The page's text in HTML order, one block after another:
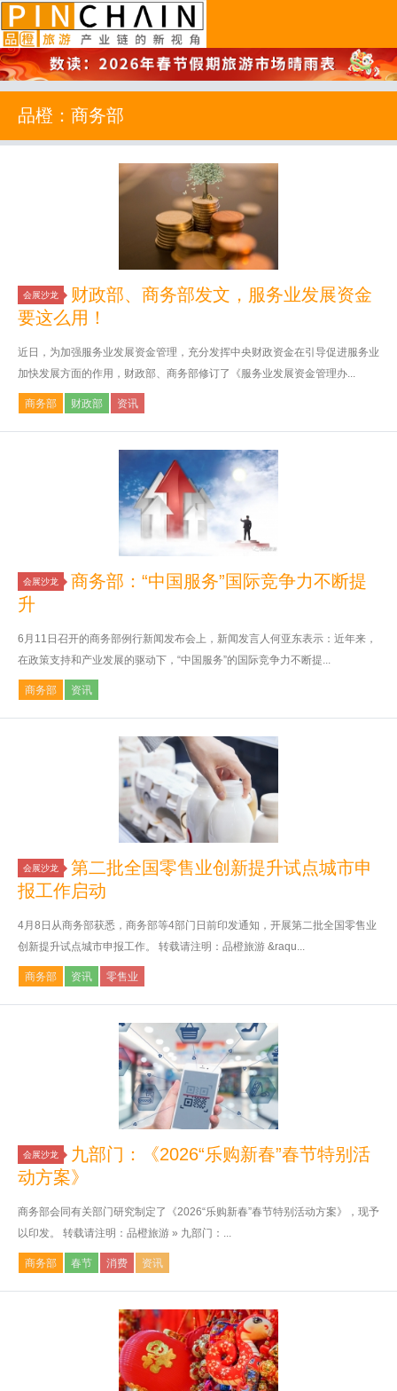
品橙旅游
品橙：商务部
会展沙龙
财政部、商务部发文，服务业发展资金
要这么用！
近日，为加强服务业发展资金管理，充分发挥中央财政资金在引导促进服务业
加快发展方面的作用，财政部、商务部修订了《服务业发展资金管理办...
商务部 财政部 资讯
会展沙龙
商务部：“中国服务”国际竞争力不断提
升
6月11日召开的商务部例行新闻发布会上，新闻发言人何亚东表示：近年来，
在政策支持和产业发展的驱动下，“中国服务”的国际竞争力不断提...
商务部 资讯
会展沙龙
第二批全国零售业创新提升试点城市申
报工作启动
4月8日从商务部获悉，商务部等4部门日前印发通知，开展第二批全国零售业
创新提升试点城市申报工作。 转载请注明：品橙旅游 &raqu...
商务部 资讯 零售业
会展沙龙
九部门：《2026“乐购新春”春节特别活
动方案》
商务部会同有关部门研究制定了《2026“乐购新春”春节特别活动方案》，现予
以印发。 转载请注明：品橙旅游 » 九部门：...
商务部 春节 消费 资讯